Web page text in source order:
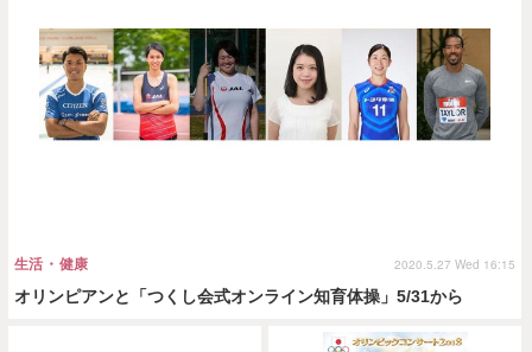
オリンピアンと「つくし会式オンライン知育体操」5/31から
生活・健康 2020.5.27 Wed 16:15